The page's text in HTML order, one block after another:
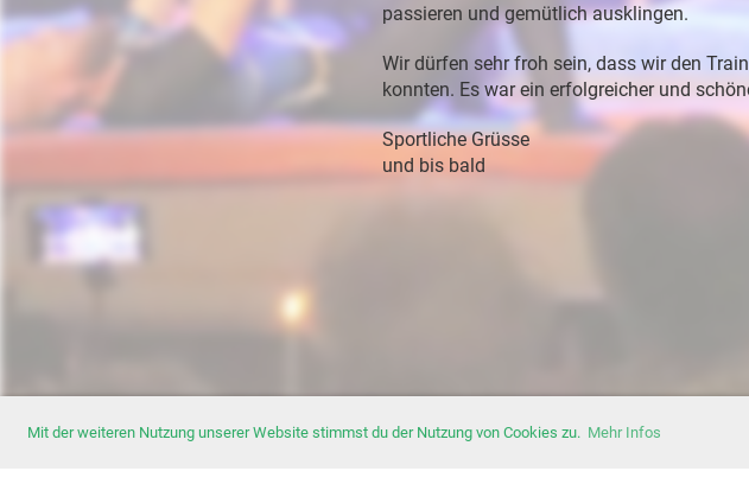
Mit der weiteren Nutzung unserer Website stimmst du der Nutzung von Cookies zu. Mehr Infos
passieren undgemütlichausklingen.
Wir dürfen sehrfroh sein, dass wirden
konnten. Es warein erfolgreicher und
SportlicheGrüsse
und bis bald